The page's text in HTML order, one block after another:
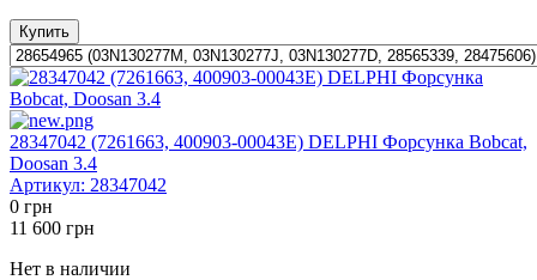
Купить
28347042 (7261663, 400903-00043E) DELPHI Форсунка Bobcat,
Doosan 3.4
Артикул: 28347042
0 грн
11 600 грн
Нет в наличии